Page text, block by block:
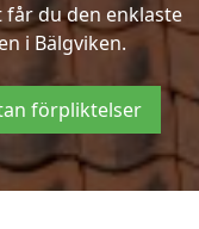
du den enklaste
i Bälgviken.
förpliktelser